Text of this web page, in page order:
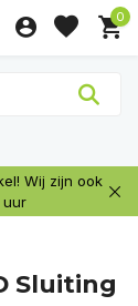
0
Wij zijn ook
uur
Sluiting